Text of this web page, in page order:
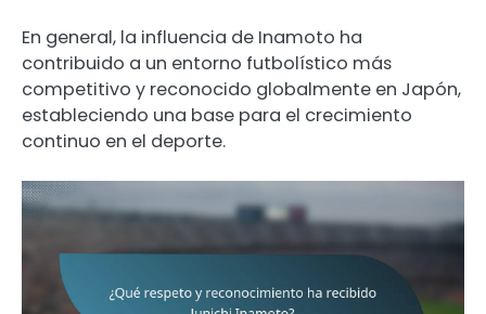
En general, la influencia de Inamoto ha
contribuido a un entorno futbolístico más
competitivo y reconocido globalmente en Japón,
estableciendo una base para el crecimiento
continuo en el deporte.